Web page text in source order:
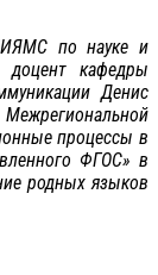
по науке и
кафедры
Денис
процессы в
ФГОС» в
родных языков